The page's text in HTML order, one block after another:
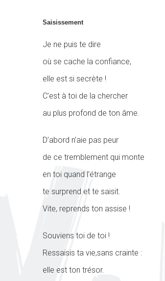
Saisissement
Je ne puis te dire
où se cache la confiance,
elle est si secrète !
C’est à toi de la chercher
au plus profond de ton âme.
D’abord n’aie pas peur
de ce tremblement qui monte
en toi quand l’étrange
te surprend et te saisit.
Vite, reprends ton assise !
Souviens toi de toi !
Ressaisis ta vie,sans crainte :
elle est ton trésor.